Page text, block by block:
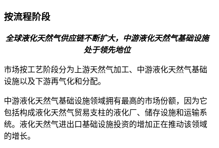
按流程阶段
全球液化天然气供应链不断扩大，中游液化天然气基础设施
处于领先地位
市场按工艺阶段分为上游天然气加工、中游液化天然气基础
设施以及下游再气化和分配。
中游液化天然气基础设施领域拥有最高的市场份额，因为它
包括构成液化天然气贸易支柱的液化厂、储存设施和运输系
统。液化天然气进出口基础设施投资的增加正在推动该领域
的增长。